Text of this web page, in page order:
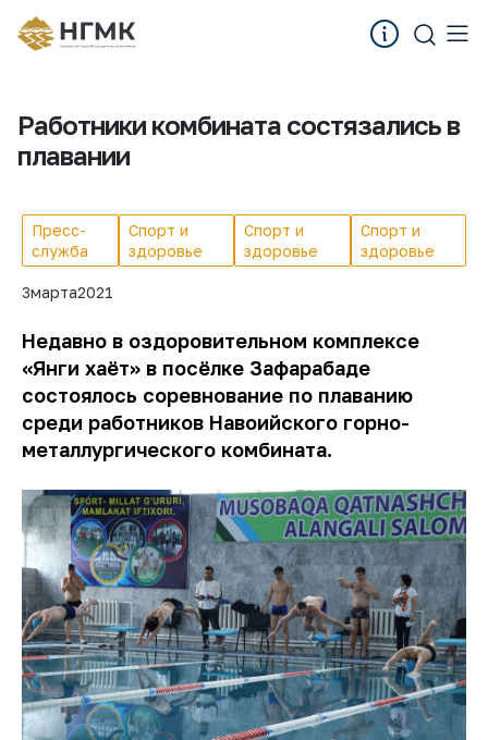
Работники комбината состязались в
плавании
Пресс-
служба
Спорт и
здоровье
Спорт и
здоровье
Спорт и
здоровье
3марта2021
Недавно в оздоровительном комплексе
«Янги хаёт» в посёлке Зафарабаде
состоялось соревнование по плаванию
среди работников Навоийского горно-
металлургического комбината.